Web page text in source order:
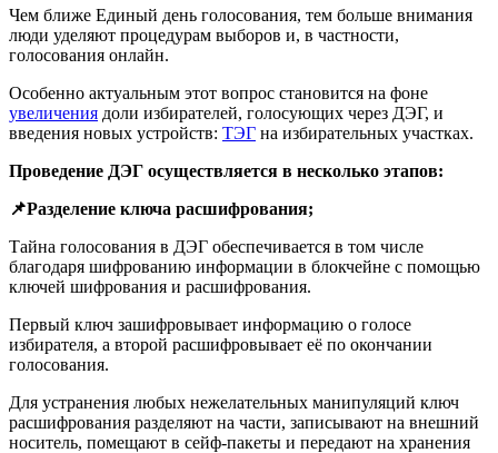
Чем ближе Единый день голосования, тем больше внимания
люди уделяют процедурам выборов и, в частности,
голосования онлайн.
Особенно актуальным этот вопрос становится на фоне
увеличения доли избирателей, голосующих через ДЭГ, и
введения новых устройств: ТЭГ на избирательных участках.
Проведение ДЭГ осуществляется в несколько этапов:
📌Разделение ключа расшифрования;
Тайна голосования в ДЭГ обеспечивается в том числе
благодаря шифрованию информации в блокчейне с помощью
ключей шифрования и расшифрования.
Первый ключ зашифровывает информацию о голосе
избирателя, а второй расшифровывает её по окончании
голосования.
Для устранения любых нежелательных манипуляций ключ
расшифрования разделяют на части, записывают на внешний
носитель, помещают в сейф-пакеты и передают на хранения